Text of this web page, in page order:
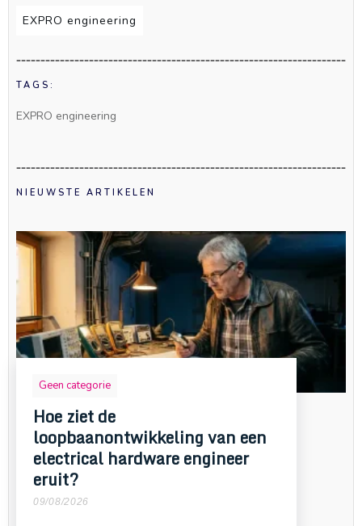
EXPRO engineering
TAGS:
EXPRO engineering
NIEUWSTE ARTIKELEN
Geen categorie
Hoe ziet de
loopbaanontwikkeling van een
electrical hardware engineer
eruit?
09/08/2026